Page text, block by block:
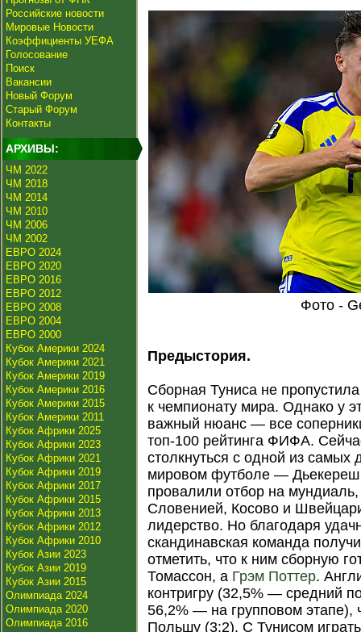
Российские новости
Мировые Новости
Коэффициенты УЕФА
Голосование
Поиск
Вакансии
Новый Форум
Старый Форум
Контакты
АРХИВЫ:
ЧМ 2022
ЧМ 2018
ЧМ 2014
ЧМ 2010
ЧМ 2006
ЧМ 2002
ЕВРО 2024
ЕВРО 2020
ЕВРО 2016
ЕВРО 2012
ЕВРО 2008
ЕВРО 2004
ЕВРО 2000
Кубок Америки 2024
Кубок Америки 2021
Кубок Америки 2019
Кубок Америки 2016
Кубок Америки 2015
Кубок Америки 2011
Кубок Африки 2025
Кубок Африки 2023
Кубок Африки 2021
Кубок Африки 2019
Кубок Африки 2017
Кубок Африки 2015
Кубок Африки 2013
Кубок Африки 2012
Кубок Африки 2010
Кубок Азии 2023
Кубок Азии 2019
Кубок Азии 2015
Олимпиада 2024
Олимпиада 2020
Олимпиада 2016
Фото -
Предыстория.
Сборная Туниса не
к чемпионату мира. Однако у
важный нюанс — все
топ-100 рейтинга ФИФА.
столкнуться с одной из
мировом футболе —
провалили отбор на
Словенией, Косово и
лидерство. Но благодаря
скандинавская команда
отметить, что к ним сборную
Томассон, а Грэм Поттер.
контригру (32,5% — средний
56,2% — на групповом этапе),
Польшу (3:2). С Тунисом